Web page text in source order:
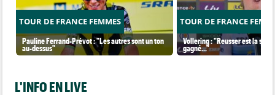
TOUR DE FRANCE FEMMES
Pauline Ferrand-Prévot : "Les autres sont un ton
au-dessus"
TOUR DE FRANCE
Vollering : "Reusser est la
gagné..."
L'INFO EN LIVE